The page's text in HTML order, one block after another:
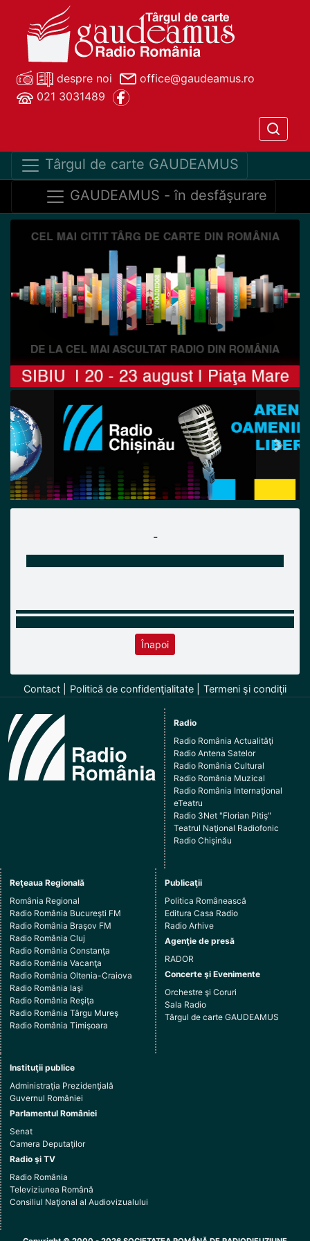
despre noi
office@gaudeamus.ro
021 3031489
Târgul de carte GAUDEAMUS
GAUDEAMUS - în desfăşurare
Previous Next
-
Înapoi
Contact Politică de confidenţialitate Termeni şi condiţii
Radio
Radio România Actualităţi
Radio Antena Satelor
Radio România Cultural
Radio România Muzical
Radio România Internaţional
eTeatru
Radio 3Net "Florian Pitiş"
Teatrul Naţional Radiofonic
Radio Chişinău
Reţeaua Regională
România Regional
Radio România Bucureşti FM
Radio România Braşov FM
Radio România Cluj
Radio România Constanţa
Radio România Vacanţa
Radio România Oltenia-Craiova
Radio România Iaşi
Radio România Reşiţa
Radio România Târgu Mureş
Radio România Timişoara
Publicaţii
Politica Românească
Editura Casa Radio
Radio Arhive
Agenţie de presă
RADOR
Concerte şi Evenimente
Orchestre şi Coruri
Sala Radio
Târgul de carte GAUDEAMUS
Instituţii publice
Administraţia Prezidenţială
Guvernul României
Parlamentul României
Senat
Camera Deputaţilor
Radio şi TV
Radio România
Televiziunea Română
Consiliul Naţional al Audiovizualului